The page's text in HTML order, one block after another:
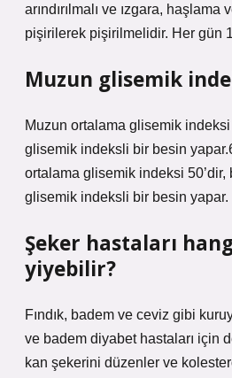
arındırılmalı ve ızgara, haşlama
pişirilerek pişirilmelidir. Her gün
Muzun glisemik
Muzun ortalama glisemik indeksi
glisemik indeksli bir besin
ortalama glisemik indeksi 50’dir,
glisemik indeksli bir besin yapar.
Şeker hastaları
yiyebilir?
Fındık, badem ve ceviz gibi
ve badem diyabet hastaları için
kan şekerini düzenler ve